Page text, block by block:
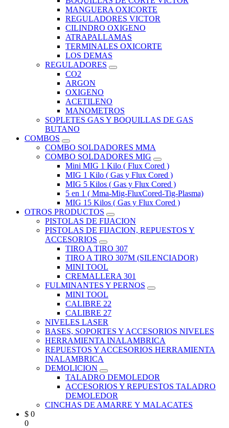
MANGUERA OXICORTE
REGULADORES VICTOR
CILINDRO OXIGENO
ATRAPALLAMAS
TERMINALES OXICORTE
LOS DEMAS
REGULADORES
CO2
ARGON
OXIGENO
ACETILENO
MANOMETROS
SOPLETES GAS Y BOQUILLAS DE GAS
BUTANO
COMBOS
COMBO SOLDADORES MMA
COMBO SOLDADORES MIG
Mini MIG 1 Kilo ( Flux Cored )
MIG 1 Kilo ( Gas y Flux Cored )
MIG 5 Kilos ( Gas y Flux Cored )
5 en 1 ( Mma-Mig-FluxCored-Tig-Plasma)
MIG 15 Kilos ( Gas y Flux Cored )
OTROS PRODUCTOS
PISTOLAS DE FIJACION
PISTOLAS DE FIJACION, REPUESTOS Y
ACCESORIOS
TIRO A TIRO 307
TIRO A TIRO 307M (SILENCIADOR)
MINI TOOL
CREMALLERA 301
FULMINANTES Y PERNOS
MINI TOOL
CALIBRE 22
CALIBRE 27
NIVELES LASER
BASES, SOPORTES Y ACCESORIOS NIVELES
HERRAMIENTA INALAMBRICA
REPUESTOS Y ACCESORIOS HERRAMIENTA
INALAMBRICA
DEMOLICION
TALADRO DEMOLEDOR
ACCESORIOS Y REPUESTOS TALADRO
DEMOLEDOR
CINCHAS DE AMARRE Y MALACATES
$ 0
0